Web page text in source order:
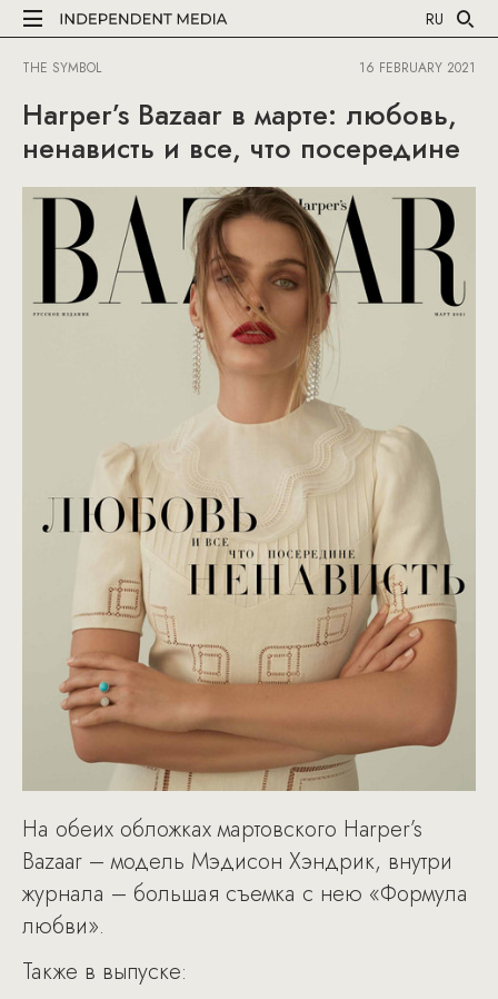
RU
THE SYMBOL 16 FEBRUARY 2021
Harper’s Bazaar в марте: любовь,
ненависть и все, что посередине
На обеих обложках мартовского Harper’s
Bazaar – модель Мэдисон Хэндрик, внутри
журнала – большая съемка с нею «Формула
любви».
Также в выпуске: